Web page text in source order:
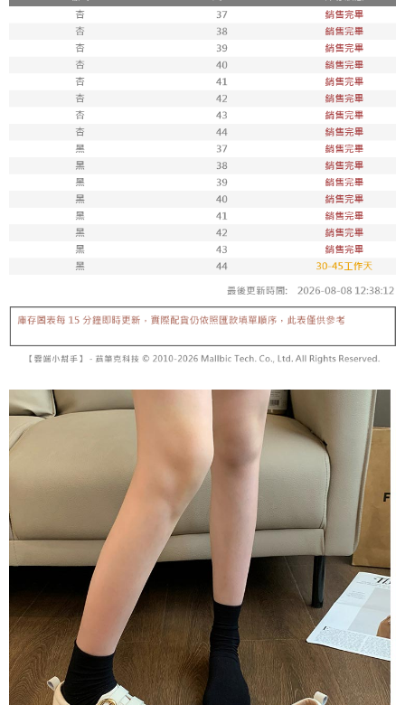
每筆NT$100，滿NT$1,800(含以上)免運費
7-11取貨付款
每筆NT$100，滿NT$1,800(含以上)免運費
付款後711取貨
每筆NT$100，滿NT$1,800(含以上)免運費
每筆NT$150，滿NT$1,800(含以上)免運費